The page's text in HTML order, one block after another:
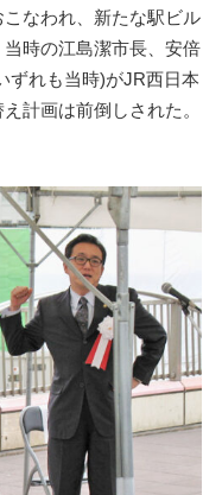
なわれ、新たな駅ビル
時の江島潔市長、安倍
ずれも当時)がJR西日本
計画は前倒しされた。